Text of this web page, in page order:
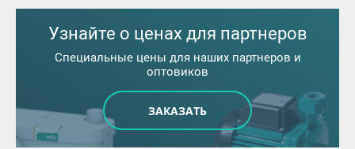
Узнайте о ценах для партнеров
Специальные цены для наших партнеров и
оптовиков
ЗАКАЗАТЬ